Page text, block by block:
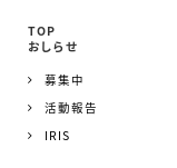
TOP
おしらせ
募集中
活動報告
IRIS